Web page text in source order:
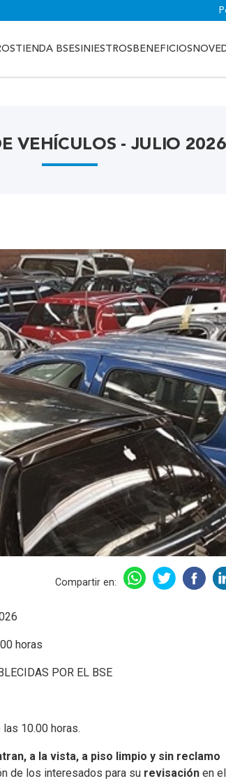
TIENDA BSESINIESTROS BENEFICIOS
VEHÍCULOS - JULIO 2026
Compartir en:
horas
POR EL BSE
10.00 horas.
a la vista, a piso limpio y sin reclamo
de los interesados para su revisaciónen el